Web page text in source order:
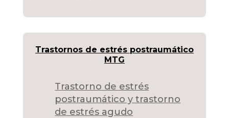
Trastornos de estrés postraumático
MTG
Trastorno de estrés
postraumático y trastorno
de estrés agudo